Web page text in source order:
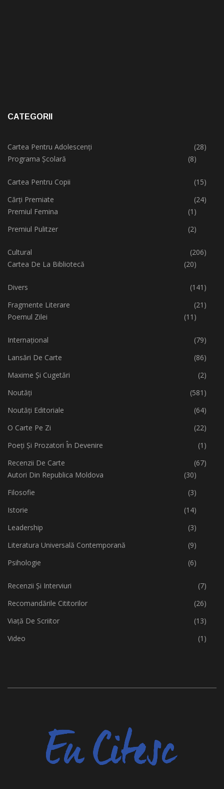
CATEGORII
Cartea Pentru Adolescenți
(28)
Programa Școlară
(8)
Cartea Pentru Copii
(15)
Cărți Premiate
(24)
Premiul Femina
(1)
Premiul Pulitzer
(2)
Cultural
(206)
Cartea De La Bibliotecă
(20)
Divers
(141)
Fragmente Literare
(21)
Poemul Zilei
(11)
Internațional
(79)
Lansări De Carte
(86)
Maxime Și Cugetări
(2)
Noutăți
(581)
Noutăți Editoriale
(64)
O Carte Pe Zi
(22)
Poeți Și Prozatori În Devenire
(1)
Recenzii De Carte
(67)
Autori Din Republica Moldova
(30)
Filosofie
(3)
Istorie
(14)
Leadership
(3)
Literatura Universală Contemporană
(9)
Psihologie
(6)
Recenzii Și Interviuri
(7)
Recomandările Cititorilor
(26)
Viață De Scriitor
(13)
Video
(1)